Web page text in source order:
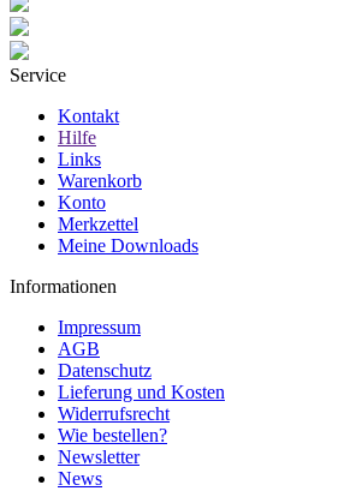
Service
Kontakt
Hilfe
Links
Warenkorb
Konto
Merkzettel
Meine Downloads
Informationen
Impressum
AGB
Datenschutz
Lieferung und Kosten
Widerrufsrecht
Wie bestellen?
Newsletter
News